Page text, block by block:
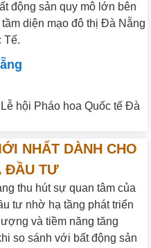
động sản quy mô lớn bên
diện mạo đô thị Đà Nẵng
Tế.
hội Pháo hoa Quốc tế Đà
NHẤT DÀNH CHO
ĐẦU TƯ
thu hút sự quan tâm của
tư nhờ hạ tầng phát triển
và tiềm năng tăng
so sánh với bất động sản